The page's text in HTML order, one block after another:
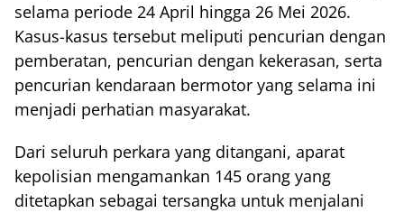
selama periode 24 April hingga 26 Mei 2026.
Kasus-kasus tersebut meliputi pencurian dengan
pemberatan, pencurian dengan kekerasan, serta
pencurian kendaraan bermotor yang selama ini
menjadi perhatian masyarakat.
Dari seluruh perkara yang ditangani, aparat
kepolisian mengamankan 145 orang yang
ditetapkan sebagai tersangka untuk menjalani